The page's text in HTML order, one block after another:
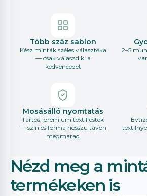
Több száz sablon
Kész minták széles választéka
— csak válaszd ki a
kedvencedet
2–5
Mosásálló nyomtatás
Tartós, prémium textilfesték
— szín és forma hosszú távon
megmarad
Nézd meg a
termékeken is